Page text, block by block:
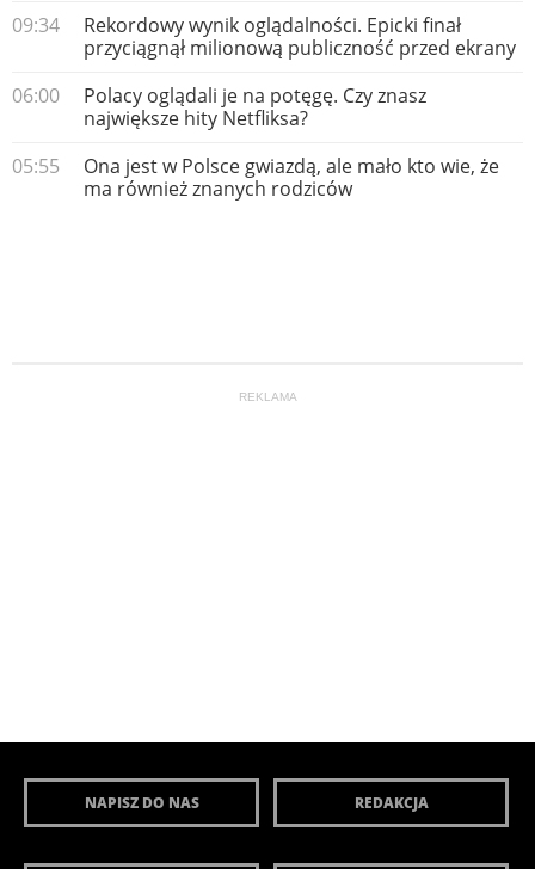
09:34
Rekordowy wynik oglądalności. Epicki finał
przyciągnął milionową publiczność przed ekrany
06:00
Polacy oglądali je na potęgę. Czy znasz
największe hity Netfliksa?
05:55
Ona jest w Polsce gwiazdą, ale mało kto wie, że
ma również znanych rodziców
REKLAMA
NAPISZ DO NAS REDAKCJA